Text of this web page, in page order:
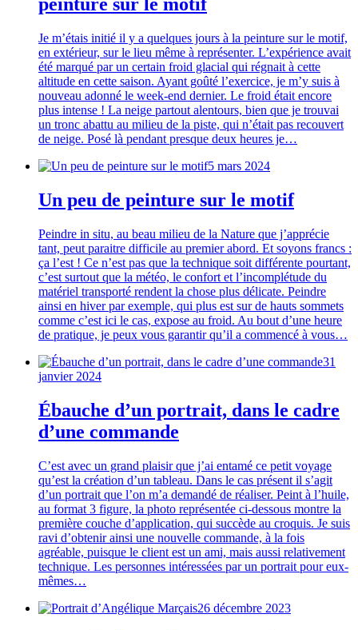
Je m’étais initié il y a quelques jours à la peinture sur le motif,
en extérieur, sur le lieu même à représenter. L’expérience avait
été marqué par un certain froid glacial qui régnait à cette
altitude en cette saison. Ayant goûté l’exercice, je m’y suis à
nouveau adonné le week-end dernier. Le froid était encore
plus intense ! La neige partout alentours, bien que je trouvai
un tronc abattu au milieu de la piste, qui n’était pas recouvert
de neige. Posé là pendant presque deux heures je…
5 mars 2024
Un peu de peinture sur le motif
Peindre in situ, au beau milieu de la Nature que j’apprécie
tant, peut paraitre difficile au premier abord. Et soyons francs :
ça l’est ! Ce n’est pas que la technique soit différente pourtant,
c’est surtout que la météo, le confort et l’incomplétude du
matériel transporté rendent la chose plus délicate. Peindre
ainsi en hiver par exemple, qui plus est sur de hauts sommets
comme c’est ici le cas, expose au froid. Au bout d’une heure
de pratique, je peux vous garantir qu’il a commencé à vous…
31
janvier 2024
Ébauche d’un portrait, dans le cadre
d’une commande
C’est avec un grand plaisir que j’ai entamé ce petit voyage
qu’est la création d’un tableau. Dans le cas présent il s’agit
d’un portrait que l’on m’a demandé de réaliser. Peint à l’huile,
au format 3 figure, la photo représentée ci-dessous montre la
première couche d’application, qui succède au croquis. Je suis
ravi d’obtenir ainsi une nouvelle commande, à la fois
agréable, puisque le client est un ami, mais aussi relativement
technique. Les personnes intéressées par un portrait pour eux-
mêmes…
26 décembre 2023